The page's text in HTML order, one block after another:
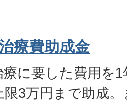
療費助成金
療に要した費用を
限3万円まで助成